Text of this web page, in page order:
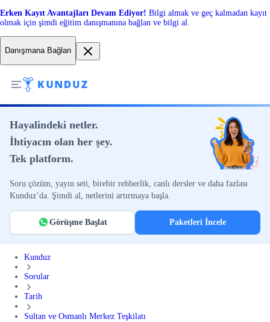
Erken Kayıt Avantajları Devam Ediyor! Bilgi almak ve geç kalmadan kayıt
olmak için şimdi eğitim danışmanına bağlan ve bilgi al.
Danışmana Bağlan
Hayalindeki netler.
İhtiyacın olan her şey.
Tek platform.
Soru çözüm, yayın seti, birebir rehberlik, canlı dersler ve daha fazlası
Kunduz’da. Şimdi al, netlerini artırmaya başla.
Görüşme Başlat Paketleri İncele
Kunduz
Sorular
Tarih
Sultan ve Osmanlı Merkez Teşkilatı